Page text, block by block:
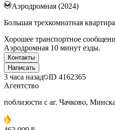
Аэродромная (2024)
Большая трехкомнатная
Хорошее транспортное
Аэродромная 10 минут езды.
Контакты
Написать
3 часа назад ID 4162365
Агентство
поблизости с аг. Чачково,